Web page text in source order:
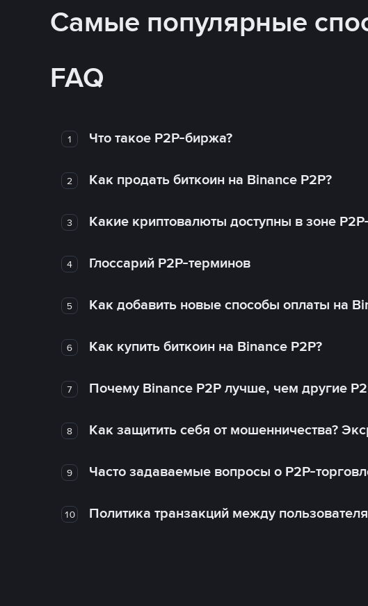
Самые популярные
FAQ
1 Что такое P2P-биржа?
2 Как продать биткоин на Binance P2P?
3 Какие криптовалюты доступны в зоне
4 Глоссарий P2P-терминов
5 Как добавить новые способы оплаты на
6 Как купить биткоин на Binance P2P?
7 Почему Binance P2P лучше, чем другие
8 Как защитить себя от мошенничества?
9 Часто задаваемые вопросы о P2P-
10 Политика транзакций между